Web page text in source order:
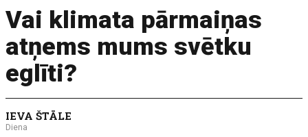
Vai klimata pārmaiņas
atņems mums svētku
eglīti?
IEVA ŠTĀLE
Diena